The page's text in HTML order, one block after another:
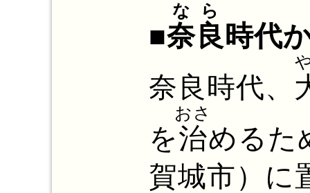
■奈良
なら
時代
奈良時代、
を治
おさ
めるた
賀城市）に